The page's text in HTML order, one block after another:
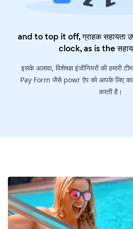
and to top it off, ग्राहक सहायता
clock, as is the
इसके अलावा, विशेषज्ञ इंजीनियरों की
Pay Form जैसे powr ऐप को आपके लिए
करती है।